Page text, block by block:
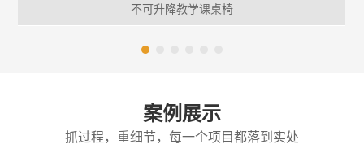
不可升降教学课桌椅
案例展示
抓过程，重细节，每一个项目都落到实处